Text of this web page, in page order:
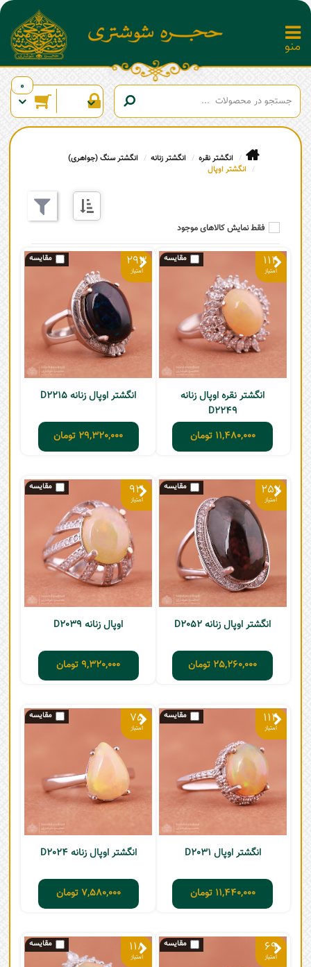
0
انگشتر نقره انگشتر زنانه
انگشتر سنگ (جواهری)
انگشتر اوپال
فقط نمایش کالاهای موجود
114
انگشتر نقره اوپال زنانه
D2249
11,480,000 تومان
293
انگشتر اوپال زنانه D2215
29,320,000 تومان
252
انگشتر اوپال زنانه D2052
25,260,000 تومان
93
اوپال زنانه D2039
9,320,000 تومان
114
انگشتر اوپال D2031
11,440,000 تومان
75
انگشتر اوپال زنانه D2024
7,580,000 تومان
69
118